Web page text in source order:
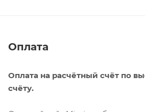
Оплата
Оплата на расчётный счёт по
счёту.